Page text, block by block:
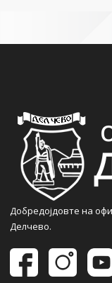
Добредојдовте на
Делчево.